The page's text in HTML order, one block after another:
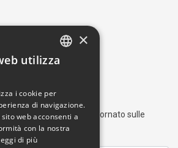
newsletter e resta aggiornato sulle
mondo dell'arte
×
utilizza
i cookie per
di navigazione.
web acconsenti a
con la nostra
di più